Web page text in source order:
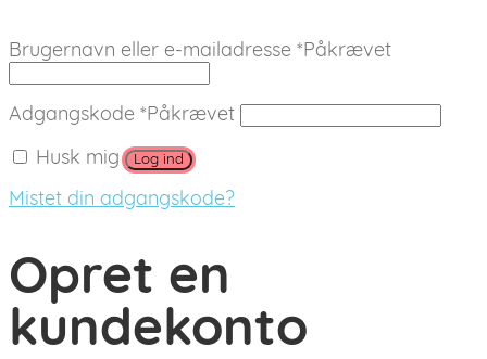
Brugernavn eller e-mailadresse *Påkrævet
Adgangskode *Påkrævet
Husk mig Log ind
Mistet din adgangskode?
Opret en
kundekonto